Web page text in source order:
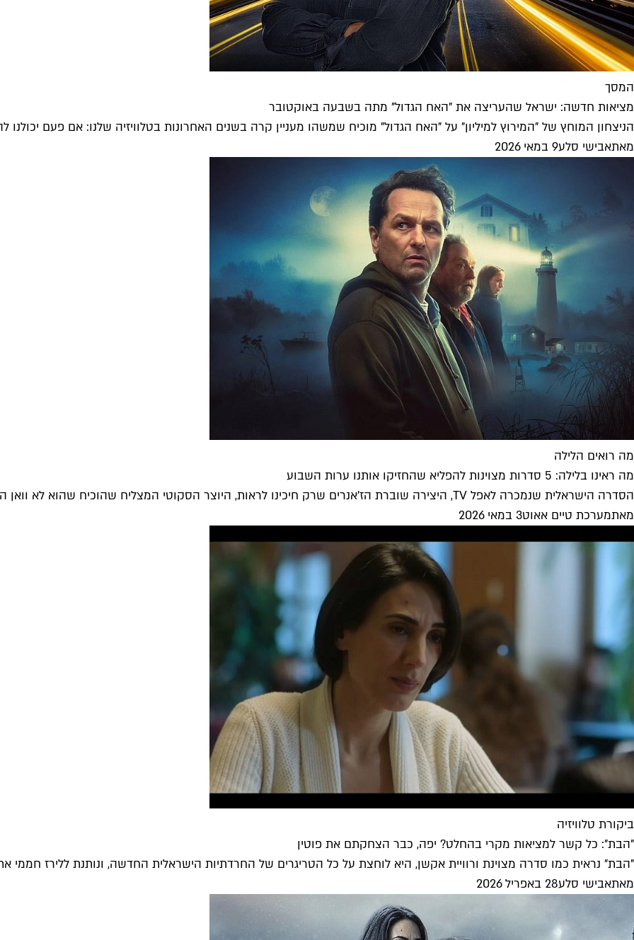
המסך
מציאות חדשה: ישראל שהעריצה את "האח הגדול" מתה בשבעה באוקטובר
הניצחון המוחץ של "המירוץ למיליון" על "האח הגדול" מוכיח שמשהו מעניין קרה בשנים האחרונות בטלוויזיה שלנו: אם פעם יכולנו
מאתאבישי סלע9 במאי 2026
מה רואים הלילה
מה ראינו בלילה: 5 סדרות מצוינות להפליא שהחזיקו אותנו ערות השבוע
הסדרה הישראלית שנמכרה לאפל TV, היצירה שוברת הז'אנרים שרק חיכינו לראות, היוצר הסקוטי המצליח שהוכיח שהוא לא וואן היט וונדר והסטנדאפיסט...
מאתמערכת טיים אאוט3 במאי 2026
ביקורת טלוויזיה
"הבת": כל קשר למציאות מקרי בהחלט? יפה, כבר הצחקתם את פוטין
"הבת" נראית כמו סדרה מצוינת ורוויית אקשן, היא לוחצת על כל הטריגרים של החרדתיות הישראלית החדשה, ונותנת ללירז חממי
מאתאבישי סלע28 באפריל 2026